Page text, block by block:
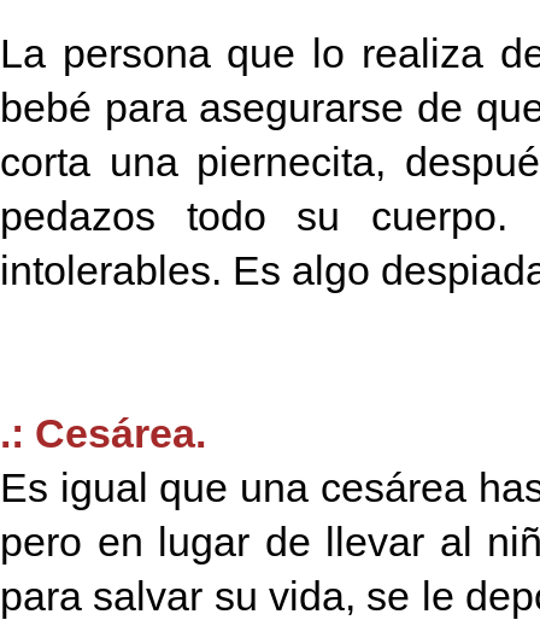
La persona que lo realiza
bebé para asegurarse de
corta una piernecita,
pedazos todo su cuerpo.
intolerables. Es algo
.: Cesárea.
Es igual que una cesárea
pero en lugar de llevar al
para salvar su vida, se le